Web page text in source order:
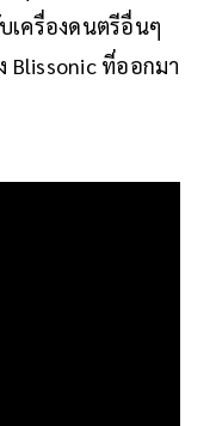
เครื่องดนตรีอื่นๆ
Blissonic ที่ออกมา